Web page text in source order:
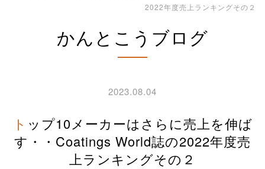
2022年度売上ランキングその２
かんとこうブログ
2023.08.04
トップ10メーカーはさらに売上を伸ば
す・・Coatings World誌の2022年度売
上ランキングその２